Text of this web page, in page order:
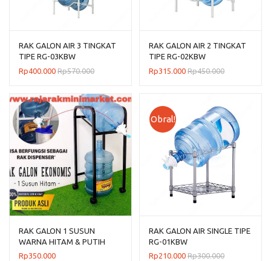
RAK GALON AIR 3 TINGKAT
TIPE RG-03KBW
Rp400.000 Rp570.000
RAK GALON AIR 2 TINGKAT
TIPE RG-02KBW
Rp315.000 Rp450.000
RAK GALON 1 SUSUN
WARNA HITAM & PUTIH
Rp350.000
Obral!
RAK GALON AIR SINGLE TIPE
RG-01KBW
Rp210.000 Rp300.000